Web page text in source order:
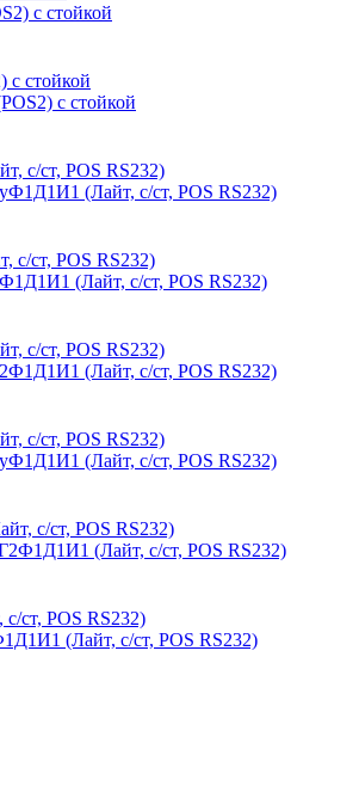
с стойкой
с стойкой
(Лайт, с/ст, POS RS232)
(Лайт, с/ст, POS RS232)
(Лайт, с/ст, POS RS232)
(Лайт, с/ст, POS RS232)
(Лайт, с/ст, POS RS232)
(Лайт, с/ст, POS RS232)